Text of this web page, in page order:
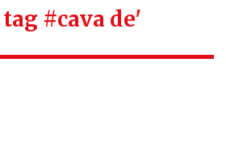
#cava de'